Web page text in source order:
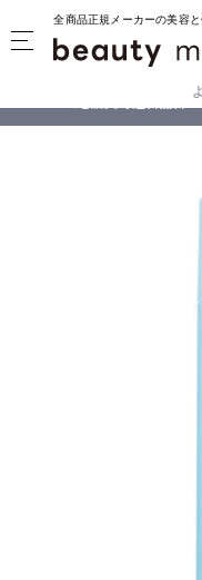
全商品正規メーカーの美容
【重要】熊本地